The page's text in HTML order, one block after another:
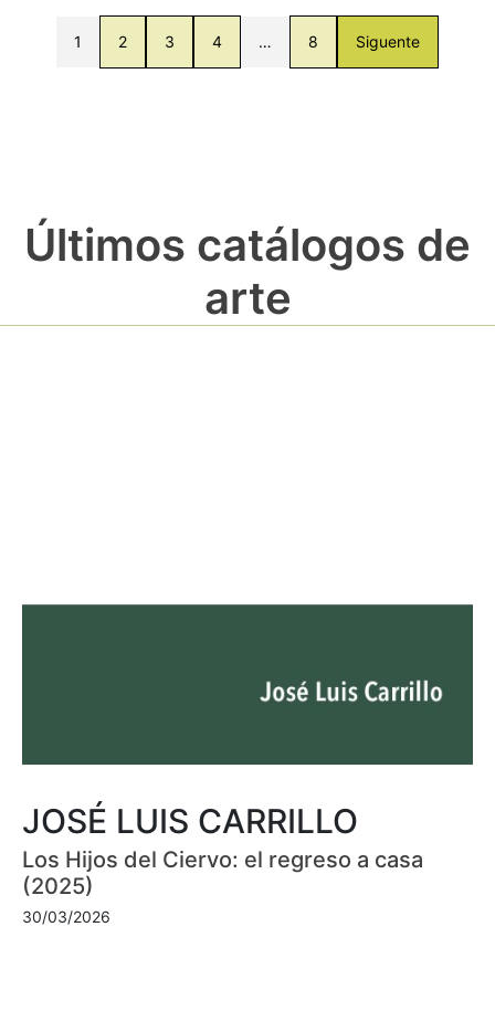
1 2 3 4 … 8 Siguente
Últimos catálogos de
arte
JOSÉ LUIS CARRILLO
Los Hijos del Ciervo: el regreso a casa
(2025)
30/03/2026